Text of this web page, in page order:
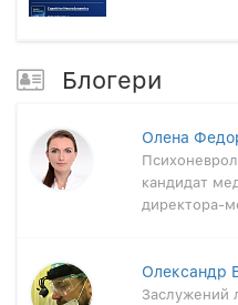
Блогери
Олена
кандидат
директора-
Олександр
Заслужений